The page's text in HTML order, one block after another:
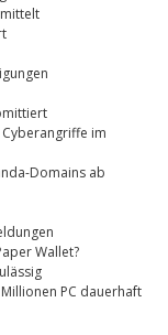
Cyberangriffe im
Domains ab
Wallet?
PC dauerhaft